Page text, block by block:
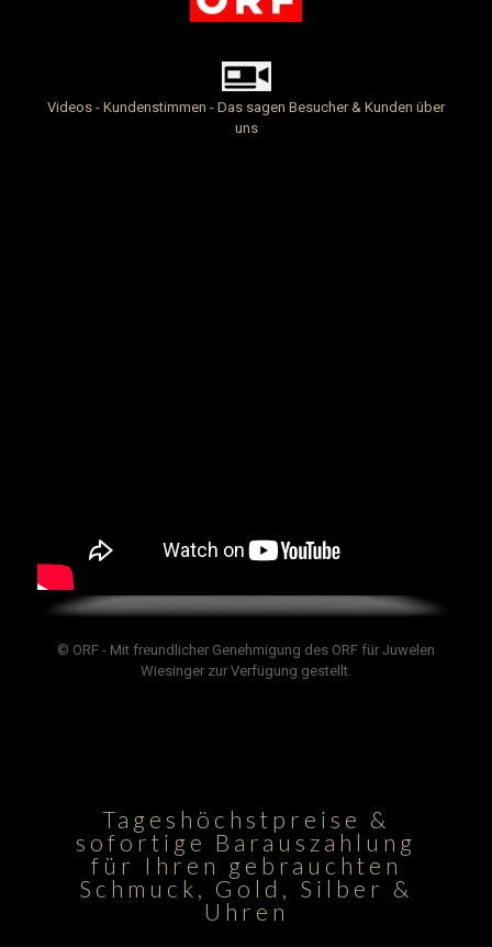
Videos - Kundenstimmen - Das sagen Besucher & Kunden über
uns
© ORF - Mit freundlicher Genehmigung des ORF für Juwelen
Wiesinger zur Verfügung gestellt.
Tageshöchstpreise &
sofortige Barauszahlung
für Ihren gebrauchten
Schmuck, Gold, Silber &
Uhren